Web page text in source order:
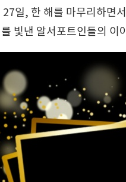
일, 한 해를 마무리하면
빛낸 알서포트인들의 이